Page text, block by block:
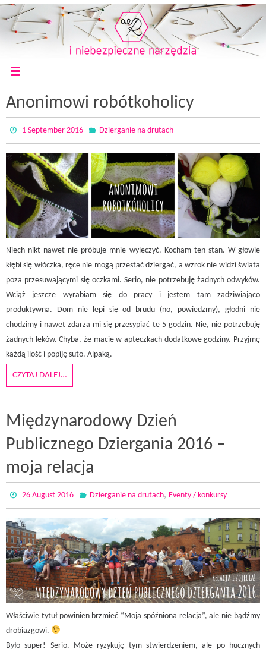
Anonimowi robótkoholicy
1 September 2016 Dzierganie na drutach
Niech nikt nawet nie próbuje mnie wyleczyć. Kocham ten stan. W głowie
kłębi się włóczka, ręce nie mogą przestać dziergać, a wzrok nie widzi świata
poza przesuwającymi się oczkami. Serio, nie potrzebuję żadnych odwyków.
Wciąż jeszcze wyrabiam się do pracy i jestem tam zadziwiająco
produktywna. Dom nie lepi się od brudu (no, powiedzmy), głodni nie
chodzimy i nawet zdarza mi się przesypiać te 5 godzin. Nie, nie potrzebuję
żadnych leków. Chyba, że macie w apteczkach dodatkowe godziny. Przyjmę
każdą ilość i popiję suto. Alpaką.
CZYTAJ DALEJ…
Międzynarodowy Dzień
Publicznego Dziergania 2016 –
moja relacja
26 August 2016 Dzierganie na drutach, Eventy / konkursy
Właściwie tytuł powinien brzmieć “Moja spóźniona relacja”, ale nie bądźmy
drobiazgowi.
Było super! Serio. Może ryzykuję tym stwierdzeniem, ale po hucznych